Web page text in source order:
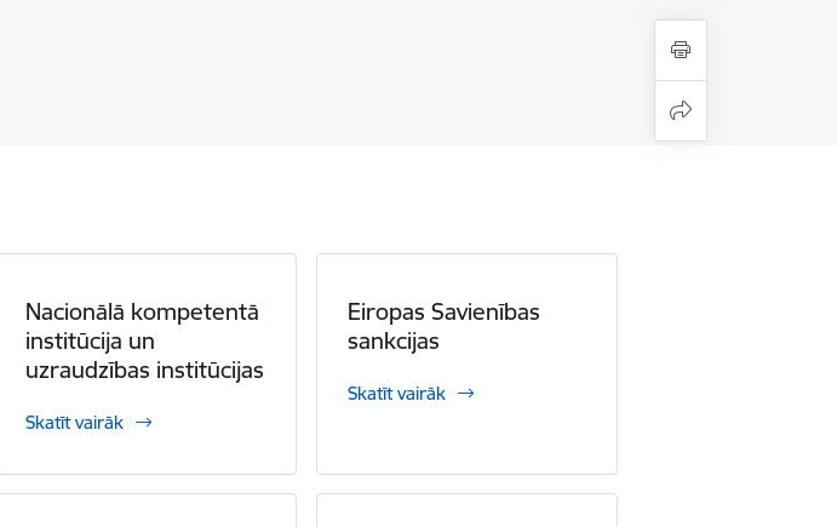
Nacionālā kompetentā
institūcija un
uzraudzības institūcijas
Skatīt vairāk
Eiropas Savienības
sankcijas
Skatīt vairāk